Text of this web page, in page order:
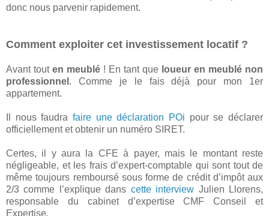
donc nous parvenir rapidement.
Comment exploiter cet investissement locatif ?
Avant tout en meublé ! En tant que loueur en meublé non
professionnel . Comme je le fais déjà pour mon 1er
appartement.
Il nous faudra faire une déclaration POi pour se déclarer
officiellement et obtenir un numéro SIRET.
Certes, il y aura la CFE à payer, mais le montant reste
négligeable, et les frais d’expert-comptable qui sont tout de
même toujours remboursé sous forme de crédit d’impôt aux
2/3 comme l’explique dans cette interview Julien Llorens,
responsable du cabinet d’expertise CMF Conseil et
Expertise.